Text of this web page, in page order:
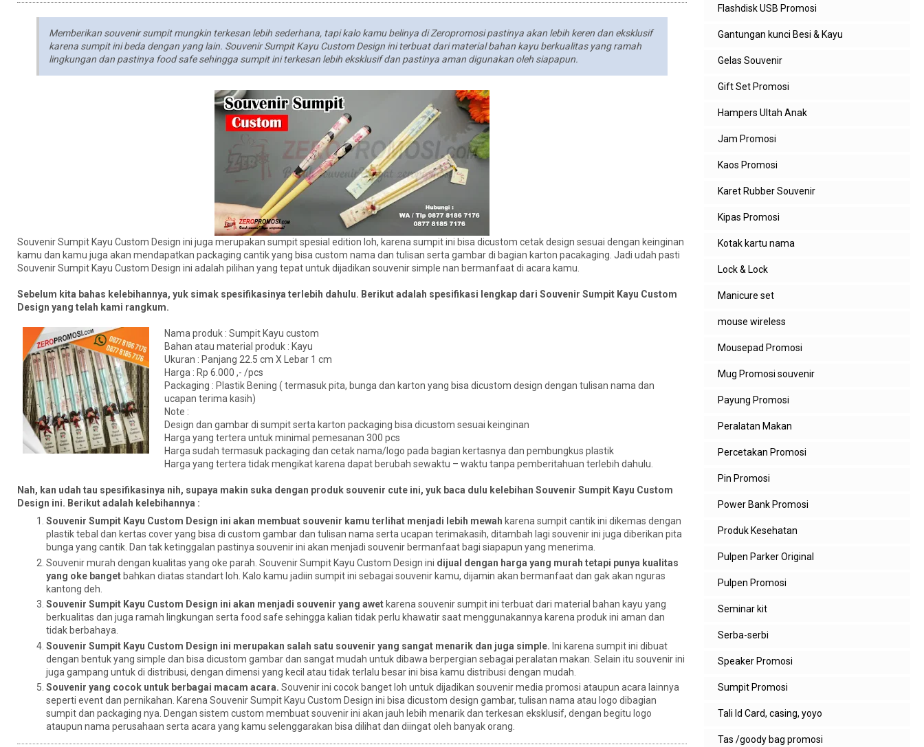
Memberikan souvenir sumpit mungkin terkesan lebih sederhana, tapi kalo kamu belinya di Zeropromosi pastinya akan lebih keren dan eksklusif
karena sumpit ini beda dengan yang lain. Souvenir Sumpit Kayu Custom Design ini terbuat dari material bahan kayu berkualitas yang ramah
lingkungan dan pastinya food safe sehingga sumpit ini terkesan lebih eksklusif dan pastinya aman digunakan oleh siapapun.
Souvenir Sumpit Kayu Custom Design ini juga merupakan sumpit spesial edition loh, karena sumpit ini bisa dicustom cetak design sesuai dengan keinginan
kamu dan kamu juga akan mendapatkan packaging cantik yang bisa custom nama dan tulisan serta gambar di bagian karton pacakaging. Jadi udah pasti
Souvenir Sumpit Kayu Custom Design ini adalah pilihan yang tepat untuk dijadikan souvenir simple nan bermanfaat di acara kamu.
Sebelum kita bahas kelebihannya, yuk simak spesifikasinya terlebih dahulu. Berikut adalah spesifikasi lengkap dari Souvenir Sumpit Kayu Custom
Design yang telah kami rangkum.
Nama produk : Sumpit Kayu custom
Bahan atau material produk : Kayu
Ukuran : Panjang 22.5 cm X Lebar 1 cm
Harga : Rp 6.000 ,- /pcs
Packaging : Plastik Bening ( termasuk pita, bunga dan karton yang bisa dicustom design dengan tulisan nama dan
ucapan terima kasih)
Note :
Design dan gambar di sumpit serta karton packaging bisa dicustom sesuai keinginan
Harga yang tertera untuk minimal pemesanan 300 pcs
Harga sudah termasuk packaging dan cetak nama/logo pada bagian kertasnya dan pembungkus plastik
Harga yang tertera tidak mengikat karena dapat berubah sewaktu – waktu tanpa pemberitahuan terlebih dahulu.
Nah, kan udah tau spesifikasinya nih, supaya makin suka dengan produk souvenir cute ini, yuk baca dulu kelebihan Souvenir Sumpit Kayu Custom
Design ini. Berikut adalah kelebihannya :
Souvenir Sumpit Kayu Custom Design ini akan membuat souvenir kamu terlihat menjadi lebih mewah karena sumpit cantik ini dikemas dengan
plastik tebal dan kertas cover yang bisa di custom gambar dan tulisan nama serta ucapan terimakasih, ditambah lagi souvenir ini juga diberikan pita
bunga yang cantik. Dan tak ketinggalan pastinya souvenir ini akan menjadi souvenir bermanfaat bagi siapapun yang menerima.
Souvenir murah dengan kualitas yang oke parah. Souvenir Sumpit Kayu Custom Design ini dijual dengan harga yang murah tetapi punya kualitas
yang oke bangetbahkan diatas standart loh. Kalo kamu jadiin sumpit ini sebagai souvenir kamu, dijamin akan bermanfaat dan gak akan nguras
kantong deh.
Souvenir Sumpit Kayu Custom Design ini akan menjadi souvenir yang awet karena souvenir sumpit ini terbuat dari material bahan kayu yang
berkualitas dan juga ramah lingkungan serta food safe sehingga kalian tidak perlu khawatir saat menggunakannya karena produk ini aman dan
tidak berbahaya.
Souvenir Sumpit Kayu Custom Design ini merupakan salah satu souvenir yang sangat menarik dan juga simple. Ini karena sumpit ini dibuat
dengan bentuk yang simple dan bisa dicustom gambar dan sangat mudah untuk dibawa berpergian sebagai peralatan makan. Selain itu souvenir ini
juga gampang untuk di distribusi, dengan dimensi yang kecil atau tidak terlalu besar ini bisa kamu distribusi dengan mudah.
Souvenir yang cocok untuk berbagai macam acara. Souvenir ini cocok banget loh untuk dijadikan souvenir media promosi ataupun acara lainnya
seperti event dan pernikahan. Karena Souvenir Sumpit Kayu Custom Design ini bisa dicustom design gambar, tulisan nama atau logo dibagian
sumpit dan packaging nya. Dengan sistem custom membuat souvenir ini akan jauh lebih menarik dan terkesan eksklusif, dengan begitu logo
ataupun nama perusahaan serta acara yang kamu selenggarakan bisa dilihat dan diingat oleh banyak orang.
Flashdisk USB Promosi
Gantungan kunci Besi & Kayu
Gelas Souvenir
Gift Set Promosi
Hampers Ultah Anak
Jam Promosi
Kaos Promosi
Karet Rubber Souvenir
Kipas Promosi
Kotak kartu nama
Lock & Lock
Manicure set
mouse wireless
Mousepad Promosi
Mug Promosi souvenir
Payung Promosi
Peralatan Makan
Percetakan Promosi
Pin Promosi
Power Bank Promosi
Produk Kesehatan
Pulpen Parker Original
Pulpen Promosi
Seminar kit
Serba-serbi
Speaker Promosi
Sumpit Promosi
Tali Id Card, casing, yoyo
Tas /goody bag promosi